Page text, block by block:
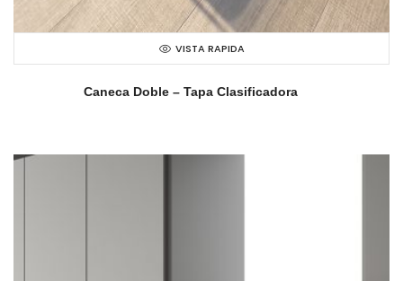
VISTA RAPIDA
Caneca Doble – Tapa Clasificadora